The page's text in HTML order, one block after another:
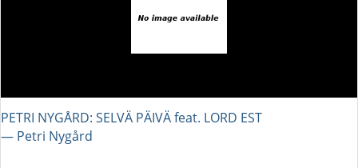
PETRI NYGÅRD: SELVÄ PÄIVÄ feat. LORD EST
― Petri Nygård